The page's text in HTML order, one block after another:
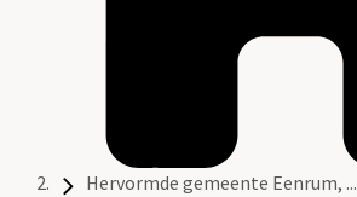
Hervormde gemeente Eenrum, ...